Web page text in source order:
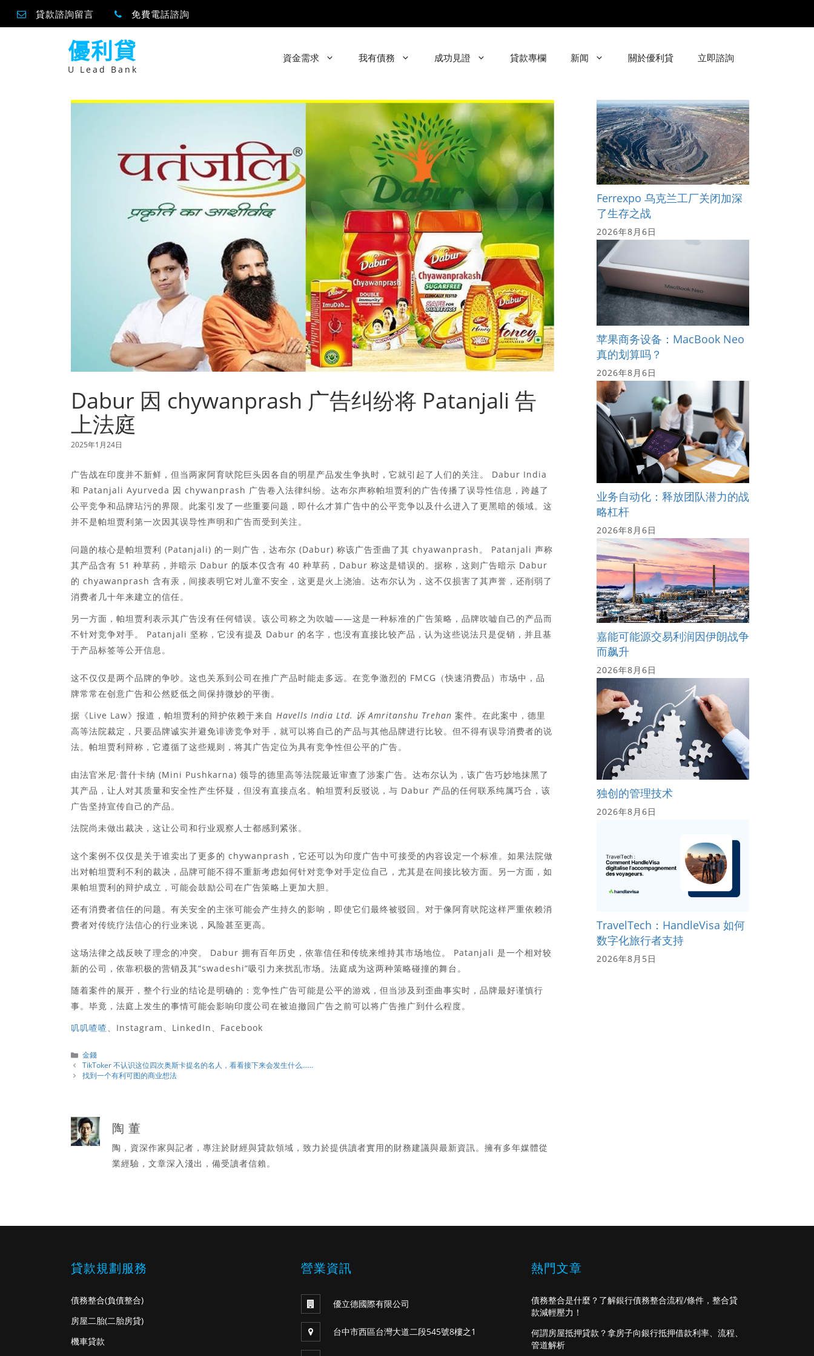
貸款諮詢留言 免費電話諮詢
優利貸
U Lead Bank
資金需求 我有債務 成功見證 貸款專欄 新闻 關於優利貸 立即諮詢
Dabur 因 chywanprash 广告纠纷将 Patanjali 告
上法庭
2025年1月24日
广告战在印度并不新鲜，但当两家阿育吠陀巨头因各自的明星产品发生争执时，它就引起了人们的关注。 Dabur India
和 Patanjali Ayurveda 因 chywanprash 广告卷入法律纠纷。达布尔声称帕坦贾利的广告传播了误导性信息，跨越了
公平竞争和品牌玷污的界限。此案引发了一些重要问题，即什么才算广告中的公平竞争以及什么进入了更黑暗的领域。这
并不是帕坦贾利第一次因其误导性声明和广告而受到关注。
问题的核心是帕坦贾利 (Patanjali) 的一则广告，达布尔 (Dabur) 称该广告歪曲了其 chyawanprash。 Patanjali 声称
其产品含有 51 种草药，并暗示 Dabur 的版本仅含有 40 种草药，Dabur 称这是错误的。据称，这则广告暗示 Dabur
的 chyawanprash 含有汞，间接表明它对儿童不安全，这更是火上浇油。达布尔认为，这不仅损害了其声誉，还削弱了
消费者几十年来建立的信任。
另一方面，帕坦贾利表示其广告没有任何错误。该公司称之为吹嘘——这是一种标准的广告策略，品牌吹嘘自己的产品而
不针对竞争对手。 Patanjali 坚称，它没有提及 Dabur 的名字，也没有直接比较产品，认为这些说法只是促销，并且基
于产品标签等公开信息。
这不仅仅是两个品牌的争吵。这也关系到公司在推广产品时能走多远。在竞争激烈的 FMCG（快速消费品）市场中，品
牌常常在创意广告和公然贬低之间保持微妙的平衡。
据《Live Law》报道，帕坦贾利的辩护依赖于来自 Havells India Ltd. 诉 Amritanshu Trehan 案件。在此案中，德里
高等法院裁定，只要品牌诚实并避免诽谤竞争对手，就可以将自己的产品与其他品牌进行比较。但不得有误导消费者的说
法。帕坦贾利辩称，它遵循了这些规则，将其广告定位为具有竞争性但公平的广告。
由法官米尼·普什卡纳 (Mini Pushkarna) 领导的德里高等法院最近审查了涉案广告。达布尔认为，该广告巧妙地抹黑了
其产品，让人对其质量和安全性产生怀疑，但没有直接点名。帕坦贾利反驳说，与 Dabur 产品的任何联系纯属巧合，该
广告坚持宣传自己的产品。
法院尚未做出裁决，这让公司和行业观察人士都感到紧张。
这个案例不仅仅是关于谁卖出了更多的 chywanprash，它还可以为印度广告中可接受的内容设定一个标准。如果法院做
出对帕坦贾利不利的裁决，品牌可能不得不重新考虑如何针对竞争对手定位自己，尤其是在间接比较方面。另一方面，如
果帕坦贾利的辩护成立，可能会鼓励公司在广告策略上更加大胆。
还有消费者信任的问题。有关安全的主张可能会产生持久的影响，即使它们最终被驳回。对于像阿育吠陀这样严重依赖消
费者对传统疗法信心的行业来说，风险甚至更高。
这场法律之战反映了理念的冲突。 Dabur 拥有百年历史，依靠信任和传统来维持其市场地位。 Patanjali 是一个相对较
新的公司，依靠积极的营销及其“swadeshi”吸引力来扰乱市场。法庭成为这两种策略碰撞的舞台。
随着案件的展开，整个行业的结论是明确的：竞争性广告可能是公平的游戏，但当涉及到歪曲事实时，品牌最好谨慎行
事。毕竟，法庭上发生的事情可能会影响印度公司在被迫撤回广告之前可以将广告推广到什么程度。
叽叽喳喳
、Instagram、LinkedIn、Facebook
分
類
金錢
TikToker 不认识这位四次奥斯卡提名的名人，看看接下来会发生什么……
找到一个有利可图的商业想法
陶 董
陶，資深作家與記者，專注於財經與貸款領域，致力於提供讀者實用的財務建議與最新資訊。擁有多年媒體從
業經驗，文章深入淺出，備受讀者信賴。
Ferrexpo 乌克兰工厂关闭加深
了生存之战
2026年8月6日
苹果商务设备：MacBook Neo
真的划算吗？
2026年8月6日
业务自动化：释放团队潜力的战
略杠杆
2026年8月6日
嘉能可能源交易利润因伊朗战争
而飙升
2026年8月6日
独创的管理技术
2026年8月6日
TravelTech：HandleVisa 如何
数字化旅行者支持
2026年8月5日
貸款規劃服務
債務整合(負債整合)
房屋二胎(二胎房貸)
機車貸款
營業資訊
優立德國際有限公司
台中市西區台灣大道二段545號8樓之1
熱門文章
債務整合是什麼？了解銀行債務整合流程/條件，整合貸
款減輕壓力！
何謂房屋抵押貸款？拿房子向銀行抵押借款利率、流程、
管道解析